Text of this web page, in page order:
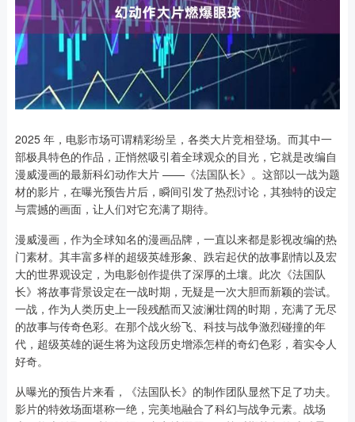
2025 年，电影市场可谓精彩纷呈，各类大片竞相登场。而其中一
部极具特色的作品，正悄然吸引着全球观众的目光，它就是改编自
漫威漫画的最新科幻动作大片 ——《法国队长》。这部以一战为题
材的影片，在曝光预告片后，瞬间引发了热烈讨论，其独特的设定
与震撼的画面，让人们对它充满了期待。
漫威漫画，作为全球知名的漫画品牌，一直以来都是影视改编的热
门素材。其丰富多样的超级英雄形象、跌宕起伏的故事剧情以及宏
大的世界观设定，为电影创作提供了深厚的土壤。此次《法国队
长》将故事背景设定在一战时期，无疑是一次大胆而新颖的尝试。
一战，作为人类历史上一段残酷而又波澜壮阔的时期，充满了无尽
的故事与传奇色彩。在那个战火纷飞、科技与战争激烈碰撞的年
代，超级英雄的诞生将为这段历史增添怎样的奇幻色彩，着实令人
好奇。
从曝光的预告片来看，《法国队长》的制作团队显然下足了功夫。
影片的特效场面堪称一绝，完美地融合了科幻与战争元素。战场